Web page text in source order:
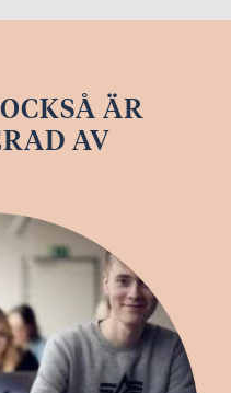
ÄR
AV